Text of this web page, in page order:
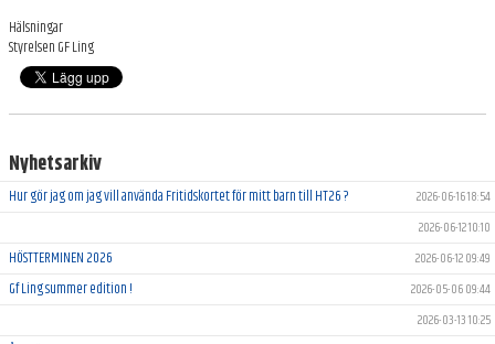
Hälsningar
Styrelsen GF Ling
Nyhetsarkiv
Hur gör jag om jag vill använda Fritidskortet för mitt barn till HT26 ?
2026-06-16 18:54
2026-06-12 10:10
HÖSTTERMINEN 2026 2026-06-12 09:49
Gf Ling summer edition !
2026-05-06 09:44
2026-03-13 10:25